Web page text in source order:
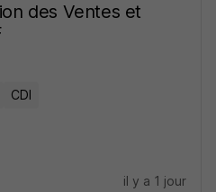
des Ventes et
CDI
il y a 1 jour